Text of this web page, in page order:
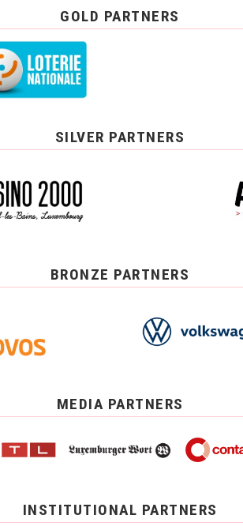
GOLD PARTNERS
SILVER PARTNERS
BRONZE PARTNERS
MEDIA PARTNERS
INSTITUTIONAL PARTNERS